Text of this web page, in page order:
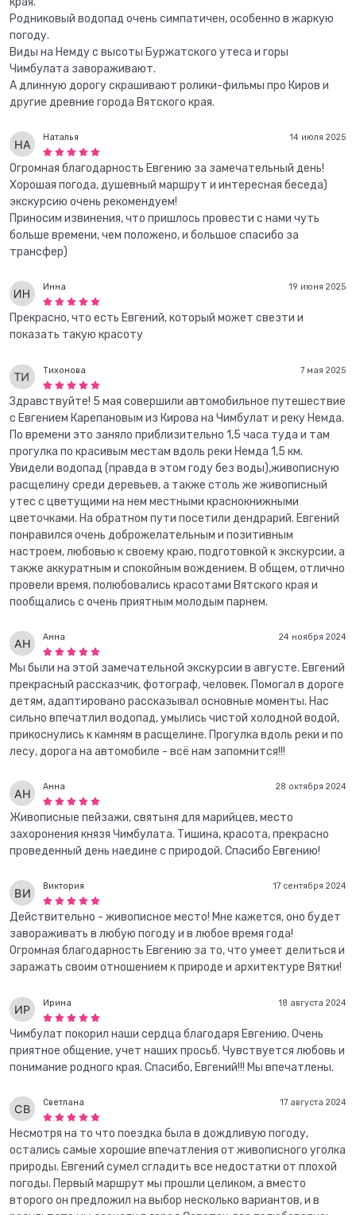
Родниковый водопад очень симпатичен, особенно в жаркую
погоду.
Виды на Немду с высоты Буржатского утеса и горы
Чимбулата завораживают.
А длинную дорогу скрашивают ролики-фильмы про Киров и
другие древние города Вятского края.
14 июля 2025
Наталья
Огромная благодарность Евгению за замечательный день!
Хорошая погода, душевный маршрут и интересная беседа)
экскурсию очень рекомендуем!
Приносим извинения, что пришлось провести с нами чуть
больше времени, чем положено, и большое спасибо за
трансфер)
19 июня 2025
Инна
Прекрасно, что есть Евгений, который может свезти и
показать такую красоту
7 мая 2025
Тихонова
Здравствуйте! 5 мая совершили автомобильное путешествие
с Евгением Карепановым из Кирова на Чимбулат и реку Немда.
По времени это заняло приблизительно 1,5 часа туда и там
прогулка по красивым местам вдоль реки Немда 1,5 км.
Увидели водопад (правда в этом году без воды),живописную
расщелину среди деревьев, а также столь же живописный
утес с цветущими на нем местными краснокнижными
цветочками. На обратном пути посетили дендрарий. Евгений
понравился очень доброжелательным и позитивным
настроем, любовью к своему краю, подготовкой к экскурсии, а
также аккуратным и спокойным вождением. В общем, отлично
провели время, полюбовались красотами Вятского края и
пообщались с очень приятным молодым парнем.
24 ноября 2024
Анна
Мы были на этой замечательной экскурсии в августе. Евгений
прекрасный рассказчик, фотограф, человек. Помогал в дороге
детям, адаптировано рассказывал основные моменты. Нас
сильно впечатлил водопад, умылись чистой холодной водой,
прикоснулись к камням в расщелине. Прогулка вдоль реки и по
лесу, дорога на автомобиле - всё нам запомнится!!!
28 октября 2024
Анна
Живописные пейзажи, святыня для марийцев, место
захоронения князя Чимбулата. Тишина, красота, прекрасно
проведенный день наедине с природой. Спасибо Евгению!
17 сентября 2024
Виктория
Действительно - живописное место! Мне кажется, оно будет
завораживать в любую погоду и в любое время года!
Огромная благодарность Евгению за то, что умеет делиться и
заражать своим отношением к природе и архитектуре Вятки!
18 августа 2024
Ирина
Чимбулат покорил наши сердца благодаря Евгению. Очень
приятное общение, учет наших просьб. Чувствуется любовь и
понимание родного края. Спасибо, Евгений!!! Мы впечатлены.
17 августа 2024
Светлана
Несмотря на то что поездка была в дождливую погоду,
остались самые хорошие впечатления от живописного уголка
природы. Евгений сумел сгладить все недостатки от плохой
погоды. Первый маршрут мы прошли целиком, а вместо
второго он предложил на выбор несколько вариантов, и в